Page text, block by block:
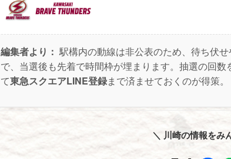
編集者より： 駅構内の動線は非公表のため、待ち伏
で、当選後も先着で時間枠が埋まります。抽選の回数
て東急スクエアLINE登録まで済ませておくのが得策。
＼ 川崎の情報をみ